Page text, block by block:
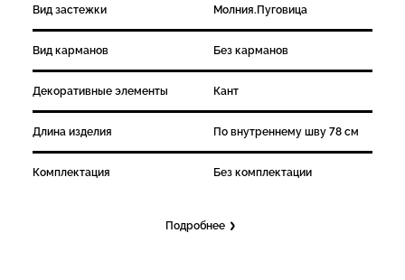
Вид застежки Молния.Пуговица
Вид карманов Без карманов
Декоративные элементы Кант
Длина изделия По внутреннему шву 78 см
Комплектация Без комплектации
Подробнее